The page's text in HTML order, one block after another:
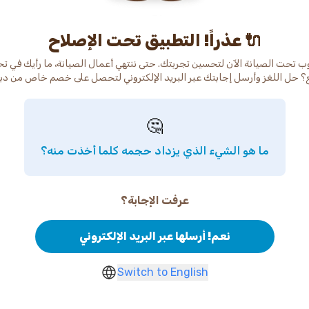
عذراً! التطبيق تحت الإصلاح 🔌
تحت الصيانة الآن لتحسين تجربتك. حتى ننتهي أعمال الصيانة، ما رأيك في
🤔
ما هو الشيء الذي يزداد حجمه كلما أخذت منه؟
عرفت الإجابة؟
نعم! أرسلها عبر البريد الإلكتروني
Switch to English